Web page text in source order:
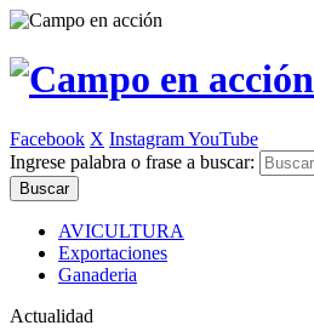
Facebook X InstagramYouTube
Ingrese palabra o frase a buscar:
AVICULTURA
Exportaciones
Ganaderia
Actualidad